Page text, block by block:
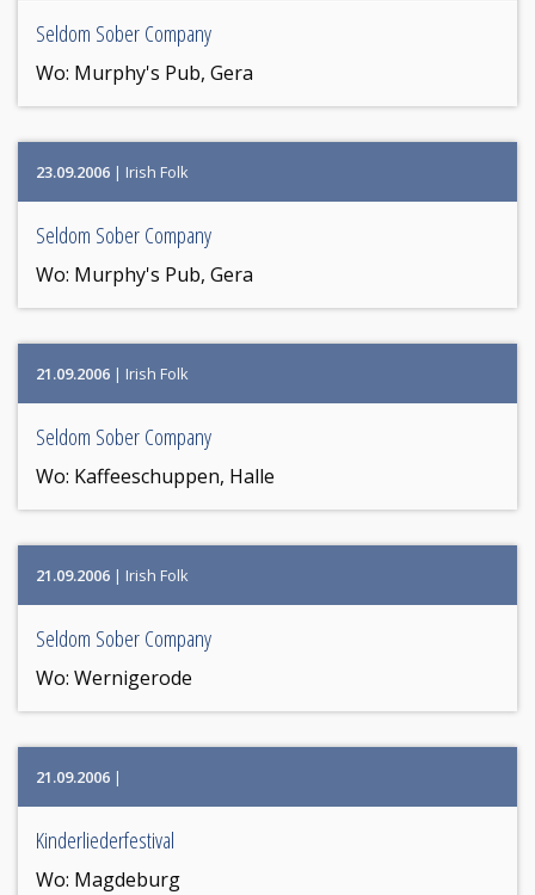
Seldom Sober Company
Wo: Murphy's Pub, Gera
23.09.2006 | Irish Folk
Seldom Sober Company
Wo: Murphy's Pub, Gera
21.09.2006 | Irish Folk
Seldom Sober Company
Wo: Kaffeeschuppen, Halle
21.09.2006 | Irish Folk
Seldom Sober Company
Wo: Wernigerode
21.09.2006 |
Kinderliederfestival
Wo: Magdeburg